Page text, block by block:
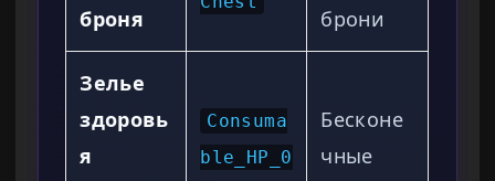
броня
брони
Зелье
здоровь
я
Consuma
ble_HP_0
Бесконе
чные